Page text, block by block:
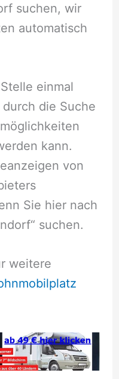
suchen, wir
automatisch
einmal
die Suche
kann.
von
Sie hier nach
suchen.
weitere